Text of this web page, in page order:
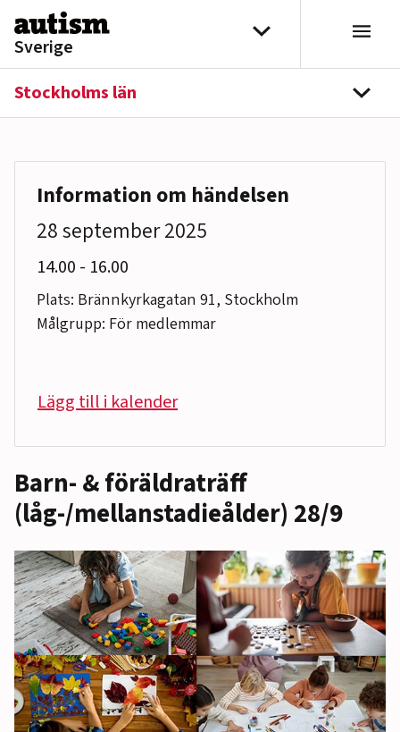
Hoppa till innehåll
Sverige
Välj distrikt
Stockholms län
Barn- & föräldraträff
(låg-/mellanstadieålder) 28/9
Information om händelsen
28 september 2025
14.00 till
- 16.00
Plats: Brännkyrkagatan 91, Stockholm
Målgrupp: För medlemmar
Lägg till i kalender